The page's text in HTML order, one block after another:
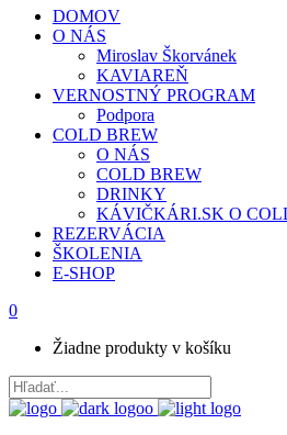
DOMOV
O NÁS
Miroslav Škorvánek
KAVIAREŇ
VERNOSTNÝ PROGRAM
Podpora
COLD BREW
O NÁS
COLD BREW
DRINKY
KÁVIČKÁRI.SK O
REZERVÁCIA
ŠKOLENIA
E-SHOP
0
Žiadne produkty v košíku